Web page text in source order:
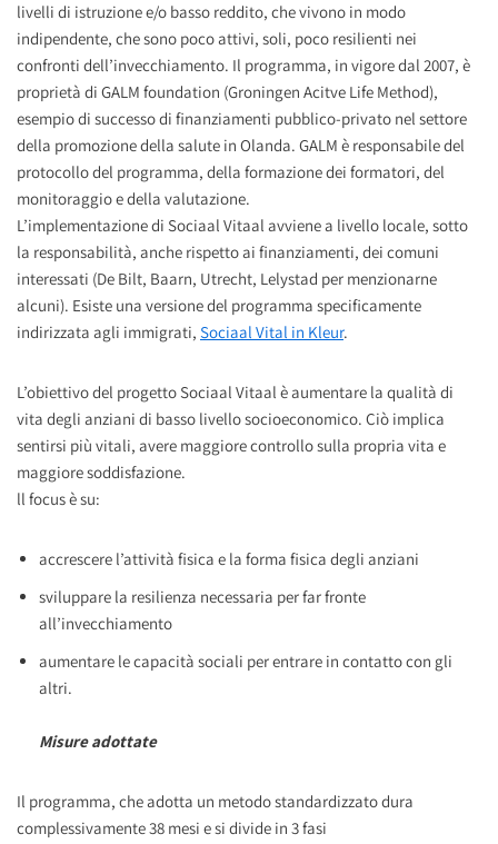
livelli di istruzione e/o basso reddito, che vivono in modo
indipendente, che sono poco attivi, soli, poco resilienti nei
confronti dell’invecchiamento. Il programma, in vigore dal 2007, è
proprietà di GALM foundation (Groningen Acitve Life Method),
esempio di successo di finanziamenti pubblico-privato nel settore
della promozione della salute in Olanda. GALM è responsabile del
protocollo del programma, della formazione dei formatori, del
monitoraggio e della valutazione.
L’implementazione di Sociaal Vitaal avviene a livello locale, sotto
la responsabilità, anche rispetto ai finanziamenti, dei comuni
interessati (De Bilt, Baarn, Utrecht, Lelystad per menzionarne
alcuni). Esiste una versione del programma specificamente
indirizzata agli immigrati, Sociaal Vital in Kleur.
L’obiettivo del progetto Sociaal Vitaal è aumentare la qualità di
vita degli anziani di basso livello socioeconomico. Ciò implica
sentirsi più vitali, avere maggiore controllo sulla propria vita e
maggiore soddisfazione.
ll focus è su:
accrescere l’attività fisica e la forma fisica degli anziani
sviluppare la resilienza necessaria per far fronte
all’invecchiamento
aumentare le capacità sociali per entrare in contatto con gli
altri.
Misure adottate
Il programma, che adotta un metodo standardizzato dura
complessivamente 38 mesi e si divide in 3 fasi